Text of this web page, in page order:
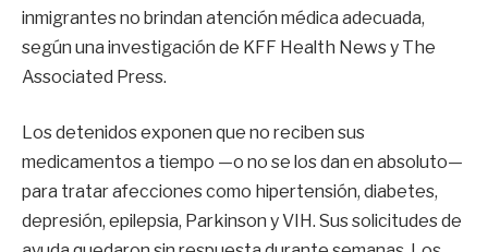
inmigrantes no brindan atención médica adecuada,
según una investigación de KFF Health News y The
Associated Press.
Los detenidos exponen que no reciben sus
medicamentos a tiempo —o no se los dan en absoluto—
para tratar afecciones como hipertensión, diabetes,
depresión, epilepsia, Parkinson y VIH. Sus solicitudes de